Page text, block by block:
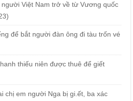
Việt Nam trở về từ Vương quốc
để bắt người đàn ông đi tàu trốn vé
thiếu niên được thuê để giết
chị em người Nga bị gi.ết, ba xác